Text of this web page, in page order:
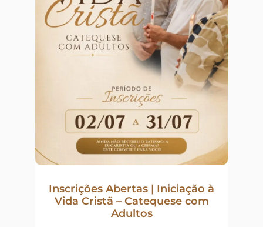
Inscrições Abertas | Iniciação à
Vida Cristã – Catequese com
Adultos